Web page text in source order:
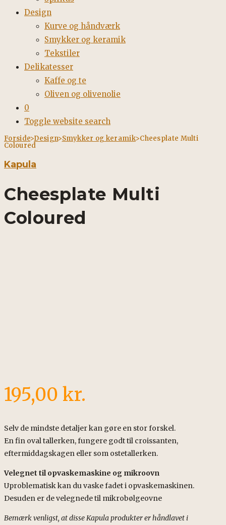
Design
Kurve og håndværk
Smykker og keramik
Tekstiler
Delikatesser
Kaffe og te
Oliven og olivenolie
0
Toggle website search
Forside>Design>Smykker og keramik>Cheesplate Multi
Coloured
Kapula
Cheesplate Multi
Coloured
195,00 kr.
Selv de mindste detaljer kan gøre en stor forskel.
En fin oval tallerken, fungere godt til croissanten,
eftermiddagskagen eller som ostetallerken.
Velegnet til opvaskemaskine og mikroovn
Uproblematisk kan du vaske fadet i opvaskemaskinen.
Desuden er de velegnede til mikrobølgeovne
Bemærk venligst, at disse Kapulaprodukterer håndlavet i